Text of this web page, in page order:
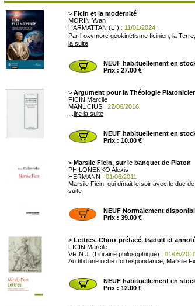
> Ficin et la modernité
MORIN Yvan
HARMATTAN (L´) : 11/01/2024
Par l´oxymore géokinétisme ficinien, la
la suite
NEUF habituellement en
Prix : 27.00 €
> Argument pour la Théologie
FICIN Marcile
MANUCIUS: 22/06/2016
lire la suite
NEUF habituellement en
Prix : 10.00 €
> Marsile Ficin, sur le banquet de Platon
PHILONENKO Alexis
HERMANN : 01/06/2011
Marsile Ficin, qui dînait le soir avec le duc
suite
NEUF Normalement
Prix : 39.00 €
> Lettres. Choix préfacé, traduit et
FICIN Marcile
VRIN J. (Librairie philosophique) : 01/05/
Au fil d’une riche correspondance, Marsile
NEUF habituellement en
Prix : 12.00 €